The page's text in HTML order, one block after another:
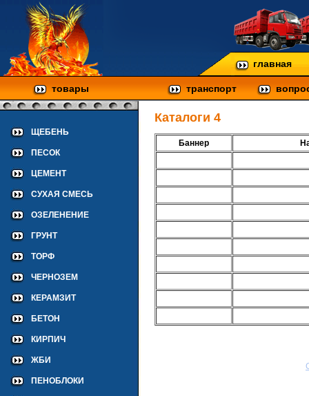
главная
товары транспорт
ЩЕБЕНЬ
ПЕСОК
ЦЕМЕНТ
СУХАЯ СМЕСЬ
ОЗЕЛЕНЕНИЕ
ГРУНТ
ТОРФ
ЧЕРНОЗЕМ
КЕРАМЗИТ
БЕТОН
КИРПИЧ
ЖБИ
ПЕНОБЛОКИ
Каталоги 4
Баннер